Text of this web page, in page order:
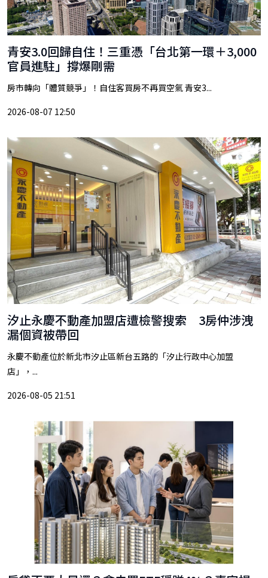
青安3.0回歸自住！三重憑「台北第一環＋3,000
官員進駐」撐爆剛需
房市轉向「體質競爭」！自住客買房不再買空氣 青安3...
2026-08-07 12:50
汐止永慶不動產加盟店遭檢警搜索 3房仲涉洩
漏個資被帶回
永慶不動產位於新北市汐止區新台五路的「汐止行政中心加盟
店」，...
2026-08-05 21:51